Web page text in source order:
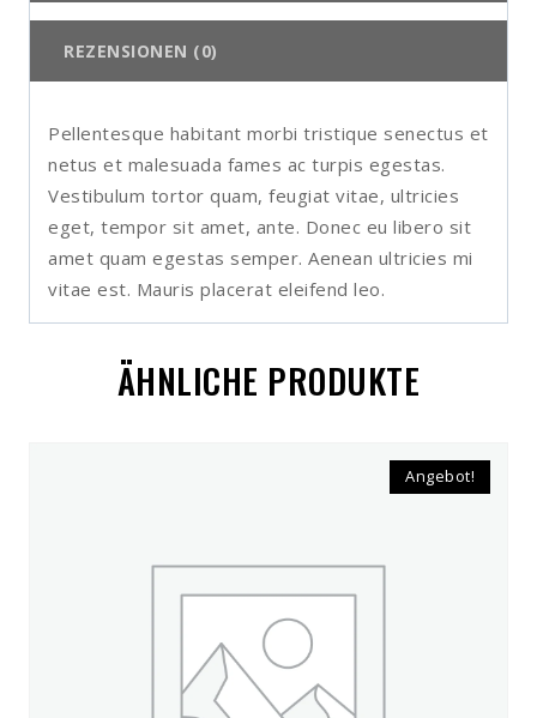
REZENSIONEN (0)
Pellentesque habitant morbi tristique senectus et
netus et malesuada fames ac turpis egestas.
Vestibulum tortor quam, feugiat vitae, ultricies
eget, tempor sit amet, ante. Donec eu libero sit
amet quam egestas semper. Aenean ultricies mi
vitae est. Mauris placerat eleifend leo.
ÄHNLICHE PRODUKTE
Angebot!